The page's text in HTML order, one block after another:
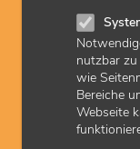
nutzbar
wie
Bereiche
Webseite
Der
Kassenärztlichen
Abs. 1 S. 2 SGB
(Fassung vom
14.11.2025
HVM